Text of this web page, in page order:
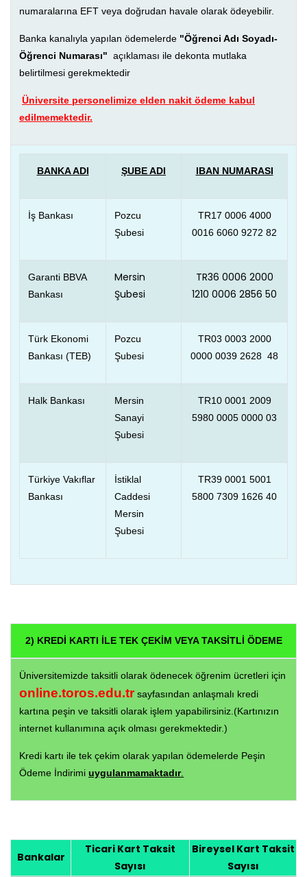
numaralarına EFT veya doğrudan havale olarak ödeyebilir.
Banka kanalıyla yapılan ödemelerde "Öğrenci Adı Soyadı-
Öğrenci Numarası" açıklaması ile dekonta mutlaka
belirtilmesi gerekmektedir
Üniversite personelimize elden nakit ödeme kabul
edilmemektedir.
BANKA ADI ŞUBE ADI IBAN NUMARASI
İş Bankası
Pozcu
Şubesi
TR17 0006 4000
0016 6060 9272 82
Garanti BBVA
Bankası
Mersin
Şubesi
TR36 0006 2000
1210 0006 2856 50
Türk Ekonomi
Bankası (TEB)
Pozcu
Şubesi
TR03 0003 2000
0000 0039 2628 48
Halk Bankası
Mersin
Sanayi
Şubesi
TR10 0001 2009
5980 0005 0000 03
Türkiye Vakıflar
Bankası
İstiklal
Caddesi
Mersin
Şubesi
TR39 0001 5001
5800 7309 1626 40
2) KREDİ KARTI İLE TEK ÇEKİM VEYA TAKSİTLİ ÖDEME
Üniversitemizde taksitli olarak ödenecek öğrenim ücretleri için
online.toros.edu.trsayfasından anlaşmalı kredi
kartına peşin ve taksitli olarak işlem yapabilirsiniz.(Kartınızın
internet kullanımına açık olması gerekmektedir.)
Kredi kartı ile tek çekim olarak yapılan ödemelerde Peşin
Ödeme İndirimi uygulanmamaktadır.
Bankalar
Ticari Kart Taksit
Sayısı
Bireysel Kart Taksit
Sayısı